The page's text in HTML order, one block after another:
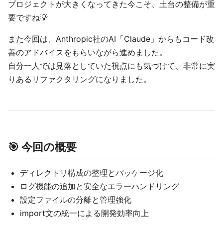
プロジェクトが大きくなってきた今こそ、土台の整備が重
要ですね💡
また今回は、Anthropic社のAI「Claude」からもコード改
善のアドバイスをもらいながら進めました。
自分一人では見落としていた視点にも気づけて、非常に実
りあるリファクタリングになりました。
🎯 今回の概要
ディレクトリ構成の整理とパッケージ化
ログ機能の追加と安全なエラーハンドリング
設定ファイルの分離と管理強化
import文の統一による開発効率向上